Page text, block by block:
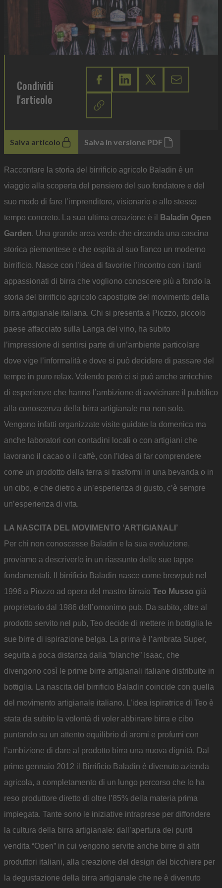
Condividi
l'articolo
Salva articolo Salva in versione PDF
Raccontare la storia del birrificio agricolo Baladin è un
viaggio alla scoperta del pensiero del suo fondatore e del
suo modo di fare l’imprenditore, visionario e allo stesso
tempo concreto. La sua ultima creazione è il
Baladin Open
Garden. Una grande area verde che circonda una cascina
storica piemontese e che ospita al suo fianco un moderno
birrificio. Nasce con l’idea di favorire l’incontro con i tanti
appassionati di birra che vogliono conoscere più a fondo la
storia del birrificio agricolo capostipite del movimento della
birra artigianale italiana. Chi si presenta a Piozzo, piccolo
paese affacciato sulla Langa del vino, ha subito
l’impressione di sentirsi parte di un’ambiente particolare
dove vige l’informalità e dove si può decidere di passare del
tempo in puro relax. Volendo però ci si può anche arricchire
di esperienze che hanno l’ambizione di avvicinare il pubblico
alla conoscenza della birra artigianale ma non solo.
Vengono infatti organizzate visite guidate la domenica ma
anche laboratori con contadini locali o con artigiani che
lavorano il cacao o il caffè, con l’idea di far comprendere
come un prodotto della terra si trasformi in una bevanda o in
un cibo, e che dietro a un’esperienza di gusto, c’è sempre
un’esperienza di vita.
LA NASCITA DEL MOVIMENTO ‘ARTIGIANALI’
Per chi non conoscesse Baladin e la sua evoluzione,
proviamo a descriverlo in un riassunto delle sue tappe
fondamentali. Il birrificio Baladin nasce come brewpub nel
1996 a Piozzo ad opera del mastro birraio Teo Musso già
proprietario dal 1986 dell’omonimo pub. Da subito, oltre al
prodotto servito nel pub, Teo decide di mettere in bottiglia le
sue birre di ispirazione belga. La prima è l’ambrata Super,
seguita a poca distanza dalla “blanche” Isaac, che
divengono così le prime birre artigianali italiane distribuite in
bottiglia. La nascita del birrificio Baladin coincide con quella
del movimento artigianale italiano. L’idea ispiratrice di Teo è
stata da subito la volontà di voler abbinare birra e cibo
puntando su un attento equilibrio di aromi e profumi con
l’ambizione di dare al prodotto birra una nuova dignità. Dal
primo gennaio 2012 il Birrificio Baladin è divenuto azienda
agricola, a completamento di un lungo percorso che lo ha
reso produttore diretto di oltre l’85% della materia prima
impiegata. Tante sono le iniziative intraprese per diffondere
la cultura della birra artigianale: dall’apertura dei punti
vendita “Open” in cui vengono servite anche birre di altri
produttori italiani, alla creazione del design del bicchiere per
la degustazione della birra artigianale che ne è divenuto